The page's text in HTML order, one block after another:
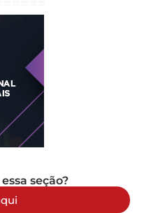
seção?